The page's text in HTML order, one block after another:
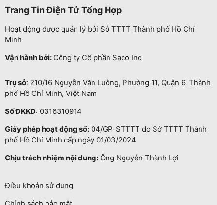
Trang Tin Điện Tử Tổng Hợp
Hoạt động được quản lý bởi Sở TTTT Thành phố Hồ Chí
Minh
Vận hành bởi: Công ty Cổ phần Saco Inc
Trụ sở: 210/16 Nguyễn Văn Luông, Phường 11, Quận 6, Thành
phố Hồ Chí Minh, Việt Nam
Số ĐKKD: 0316310914
Giấy phép hoạt động số: 04/GP-STTTT do Sở TTTT Thành
phố Hồ Chí Minh cấp ngày 01/03/2024
Chịu trách nhiệm nội dung: Ông Nguyễn Thành Lợi
Điều khoản sử dụng